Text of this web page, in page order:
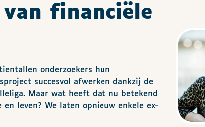
van financiële
onderzoekers hun
succesvol afwerken dankzij de
Maar wat heeft dat nu betekend
en leven? We laten opnieuw enkele ex-